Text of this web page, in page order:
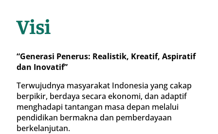
Visi
“Generasi Penerus: Realistik, Kreatif, Aspiratif
dan Inovatif”
Terwujudnya masyarakat Indonesia yang cakap
berpikir, berdaya secara ekonomi, dan adaptif
menghadapi tantangan masa depan melalui
pendidikan bermakna dan pemberdayaan
berkelanjutan.